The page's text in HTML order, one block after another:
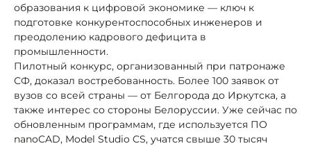
образования к цифровой экономике — ключ к
подготовке конкурентоспособных инженеров и
преодолению кадрового дефицита в
промышленности.
Пилотный конкурс, организованный при патронаже
СФ, доказал востребованность. Более 100 заявок от
вузов со всей страны — от Белгорода до Иркутска, а
также интерес со стороны Белоруссии. Уже сейчас по
обновленным программам, где используется ПО
nanoCAD, Model Studio CS, учатся свыше 30 тысяч